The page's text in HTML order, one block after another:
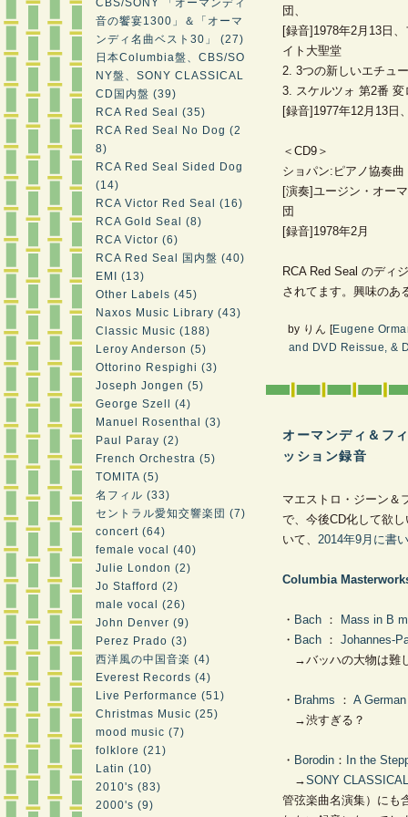
CBS/SONY 「オーマンディ
音の饗宴1300」＆「オーマ
ンディ名曲ベスト30」 (27)
日本Columbia盤、CBS/SO
NY盤、SONY CLASSICAL
CD国内盤 (39)
RCA Red Seal (35)
RCA Red Seal No Dog (2
8)
RCA Red Seal Sided Dog
(14)
RCA Victor Red Seal (16)
RCA Gold Seal (8)
RCA Victor (6)
RCA Red Seal 国内盤 (40)
EMI (13)
Other Labels (45)
Naxos Music Library (43)
Classic Music (188)
Leroy Anderson (5)
Ottorino Respighi (3)
Joseph Jongen (5)
George Szell (4)
Manuel Rosenthal (3)
Paul Paray (2)
French Orchestra (5)
TOMITA (5)
名フィル (33)
セントラル愛知交響楽団 (7)
concert (64)
female vocal (40)
Julie London (2)
Jo Stafford (2)
male vocal (26)
John Denver (9)
Perez Prado (3)
西洋風の中国音楽 (4)
Everest Records (4)
Live Performance (51)
Christmas Music (25)
mood music (7)
folklore (21)
Latin (10)
2010's (83)
2000's (9)
団、
[録音]1978年2月13日
イト大聖堂
2. 3つの新しいエチュ
3. スケルツォ 第2番 変
[録音]1977年12月13日
＜CD9＞
ショパン:ピアノ協奏
[演奏]ユージン・オー
団
[録音]1978年2月
RCA Red Seal のディ
されてます。興味のあ
by りん [Eugene
and DVD Reissue, &
オーマンディ＆フ
ッション録音
マエストロ・ジーン＆
で、今後CD化して欲
いて、 2014年9月に書
Columbia
・ Bach ：
Mass in B
・ Bach ： Johannes-
→バッハの大物は難
・ Brahms ： A
→渋すぎる？
・ Borodin ： In the
→SONY
管弦楽曲名演集）にも